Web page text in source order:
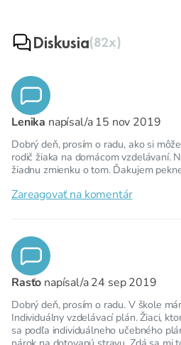
Diskusia(82x)
Lenika napísal/a 15 nov 2019
Dobrý deň, prosím o radu, ako si
rodič žiaka na domácom vzdelávaní.
žiadnu zmienku o tom. Ďakujem
Zareagovať na komentár
Rasťo napísal/a24 sep 2019
Dobrý deň, prosím o radu. V škole
Individuálny vzdelávací plán. Žiaci,
sa podľa individuálneho učebného